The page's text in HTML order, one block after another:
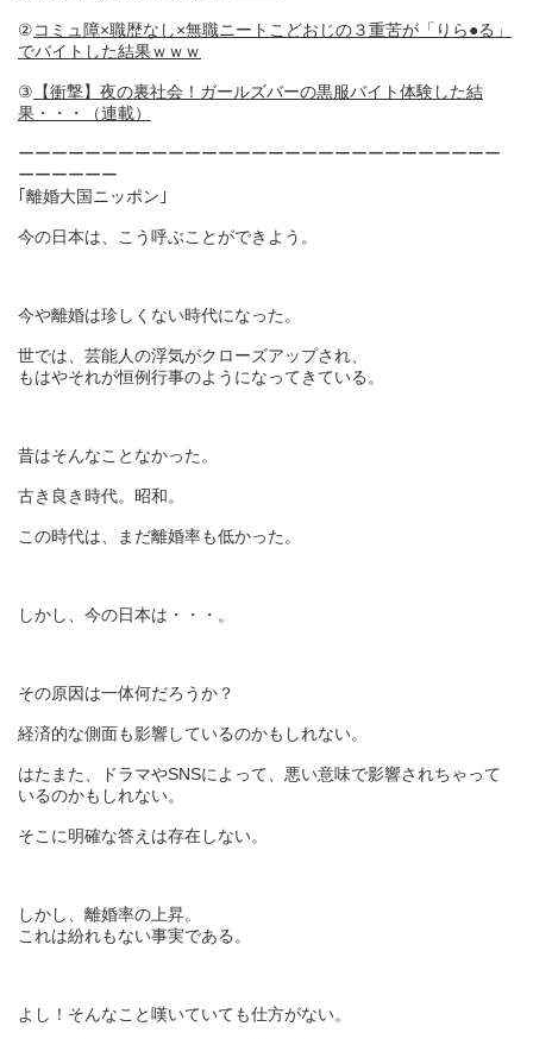
②コミュ障×職歴なし×無職ニートこどおじの３重苦が「りら●る」
でバイトした結果ｗｗｗ
③ 【衝撃】夜の裏社会！ガールズバーの黒服バイト体験した結
果・・・（連載）
ーーーーーーーーーーーーーーーーーーーーーーーーーーーーー
ーーーーーー
｢離婚大国ニッポン｣
今の日本は、こう呼ぶことができよう。
今や離婚は珍しくない時代になった。
世では、芸能人の浮気がクローズアップされ、
もはやそれが恒例行事のようになってきている。
昔はそんなことなかった。
古き良き時代。昭和。
この時代は、まだ離婚率も低かった。
しかし、今の日本は・・・。
その原因は一体何だろうか？
経済的な側面も影響しているのかもしれない。
はたまた、ドラマやSNSによって、悪い意味で影響されちゃって
いるのかもしれない。
そこに明確な答えは存在しない。
しかし、離婚率の上昇。
これは紛れもない事実である。
よし！そんなこと嘆いていても仕方がない。